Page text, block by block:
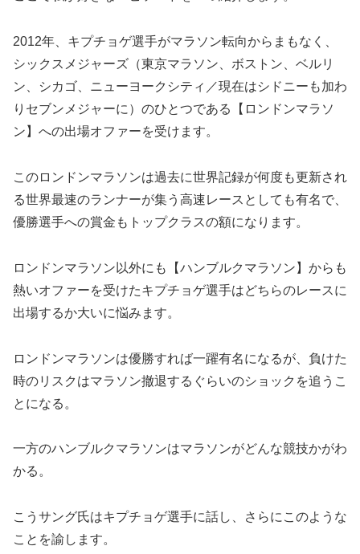
2012年、キプチョゲ選手がマラソン転向からまもなく、
シックスメジャーズ（東京マラソン、ボストン、ベルリ
ン、シカゴ、ニューヨークシティ／現在はシドニーも加わ
りセブンメジャーに）のひとつである【ロンドンマラソ
ン】への出場オファーを受けます。
このロンドンマラソンは過去に世界記録が何度も更新され
る世界最速のランナーが集う高速レースとしても有名で、
優勝選手への賞金もトップクラスの額になります。
ロンドンマラソン以外にも【ハンブルクマラソン】からも
熱いオファーを受けたキプチョゲ選手はどちらのレースに
出場するか大いに悩みます。
ロンドンマラソンは優勝すれば一躍有名になるが、負けた
時のリスクはマラソン撤退するぐらいのショックを追うこ
とになる。
一方のハンブルクマラソンはマラソンがどんな競技かがわ
かる。
こうサング氏はキプチョゲ選手に話し、さらにこのような
ことを諭します。